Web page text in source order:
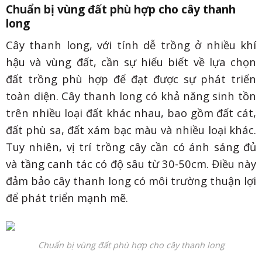
Chuẩn bị vùng đất phù hợp cho cây thanh
long
Cây thanh long, với tính dễ trồng ở nhiều khí
hậu và vùng đất, cần sự hiểu biết về lựa chọn
đất trồng phù hợp để đạt được sự phát triển
toàn diện. Cây thanh long có khả năng sinh tồn
trên nhiều loại đất khác nhau, bao gồm đất cát,
đất phù sa, đất xám bạc màu và nhiều loại khác.
Tuy nhiên, vị trí trồng cây cần có ánh sáng đủ
và tầng canh tác có độ sâu từ 30-50cm. Điều này
đảm bảo cây thanh long có môi trường thuận lợi
để phát triển mạnh mẽ.
Chuẩn bị vùng đất phù hợp cho cây thanh long